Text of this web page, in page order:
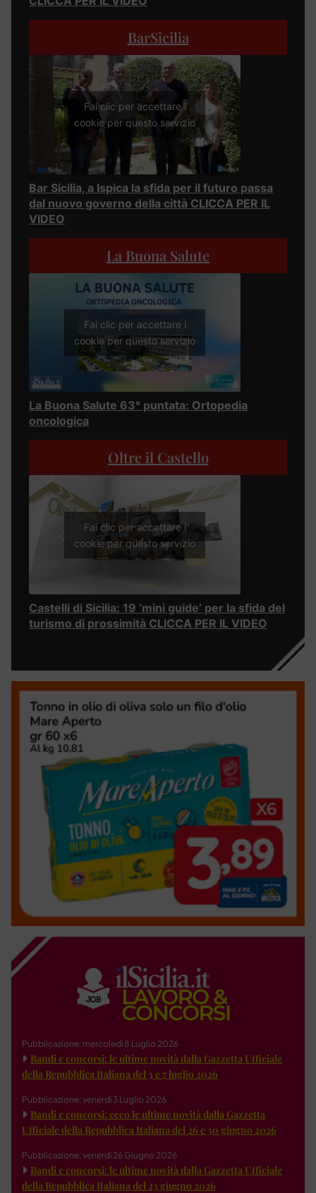
BarSicilia
Fai clic per accettare i
cookie per questo servizio
Bar Sicilia, a Ispica la sfida per il futuro passa
dal nuovo governo della città CLICCA PER IL
VIDEO
La Buona Salute
Fai clic per accettare i
cookie per questo servizio
La Buona Salute 63° puntata: Ortopedia
oncologica
Oltre il Castello
Fai clic per accettare i
cookie per questo servizio
Castelli di Sicilia: 19 ‘mini guide’ per la sfida del
turismo di prossimità CLICCA PER IL VIDEO
Pubblicazione: mercoledì 8 Luglio 2026
Bandi e concorsi: le ultime novità dalla Gazzetta Ufficiale
della Repubblica Italiana del 3 e 7 luglio 2026
Pubblicazione: venerdì 3 Luglio 2026
Bandi e concorsi: ecco le ultime novità dalla Gazzetta
Ufficiale della Repubblica Italiana del 26 e 30 giugno 2026
Pubblicazione: venerdì 26 Giugno 2026
Bandi e concorsi: le ultime novità dalla Gazzetta Ufficiale
della Repubblica Italiana del 23 giugno 2026